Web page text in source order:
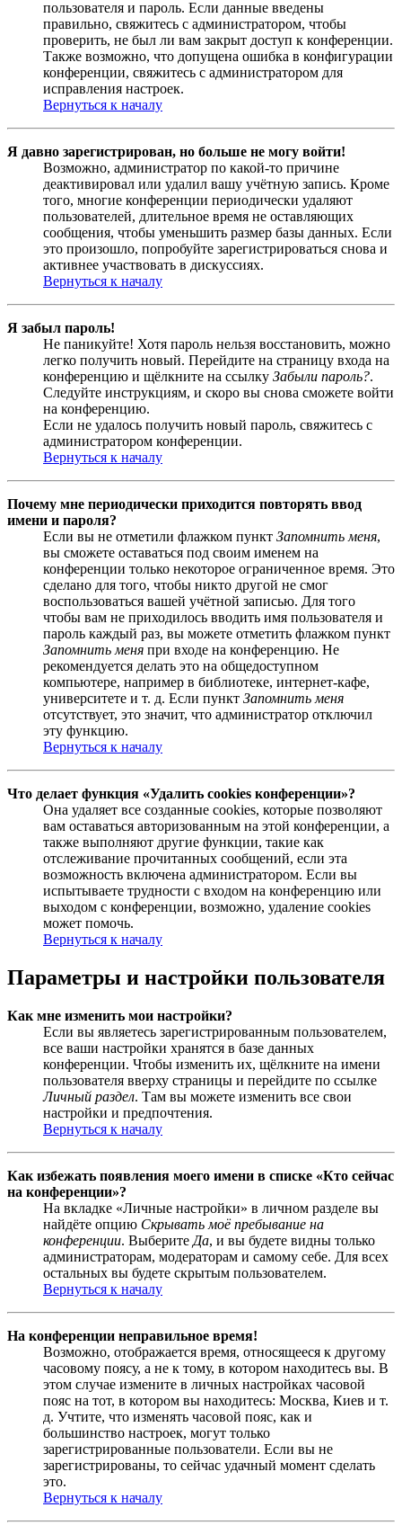
пользователя и пароль. Если данные введены
правильно, свяжитесь с администратором, чтобы
проверить, не был ли вам закрыт доступ к конференции.
Также возможно, что допущена ошибка в конфигурации
конференции, свяжитесь с администратором для
исправления настроек.
Вернуться к началу
Я давно зарегистрирован, но больше не могу войти!
Возможно, администратор по какой-то причине
деактивировал или удалил вашу учётную запись. Кроме
того, многие конференции периодически удаляют
пользователей, длительное время не оставляющих
сообщения, чтобы уменьшить размер базы данных. Если
это произошло, попробуйте зарегистрироваться снова и
активнее участвовать в дискуссиях.
Вернуться к началу
Я забыл пароль!
Не паникуйте! Хотя пароль нельзя восстановить, можно
легко получить новый. Перейдите на страницу входа на
конференцию и щёлкните на ссылку Забыли пароль?.
Следуйте инструкциям, и скоро вы снова сможете войти
на конференцию.
Если не удалось получить новый пароль, свяжитесь с
администратором конференции.
Вернуться к началу
Почему мне периодически приходится повторять ввод
имени и пароля?
Если вы не отметили флажком пункт Запомнить меня,
вы сможете оставаться под своим именем на
конференции только некоторое ограниченное время. Это
сделано для того, чтобы никто другой не смог
воспользоваться вашей учётной записью. Для того
чтобы вам не приходилось вводить имя пользователя и
пароль каждый раз, вы можете отметить флажком пункт
Запомнить меня при входе на конференцию. Не
рекомендуется делать это на общедоступном
компьютере, например в библиотеке, интернет-кафе,
университете и т. д. Если пункт Запомнить меня
отсутствует, это значит, что администратор отключил
эту функцию.
Вернуться к началу
Что делает функция «Удалить cookies конференции»?
Она удаляет все созданные cookies, которые позволяют
вам оставаться авторизованным на этой конференции, а
также выполняют другие функции, такие как
отслеживание прочитанных сообщений, если эта
возможность включена администратором. Если вы
испытываете трудности с входом на конференцию или
выходом с конференции, возможно, удаление cookies
может помочь.
Вернуться к началу
Параметры и настройки пользователя
Как мне изменить мои настройки?
Если вы являетесь зарегистрированным пользователем,
все ваши настройки хранятся в базе данных
конференции. Чтобы изменить их, щёлкните на имени
пользователя вверху страницы и перейдите по ссылке
Личный раздел. Там вы можете изменить все свои
настройки и предпочтения.
Вернуться к началу
Как избежать появления моего имени в списке «Кто сейчас
на конференции»?
На вкладке «Личные настройки» в личном разделе вы
найдёте опцию Скрывать моё пребывание на
конференции. Выберите Да, и вы будете видны только
администраторам, модераторам и самому себе. Для всех
остальных вы будете скрытым пользователем.
Вернуться к началу
На конференции неправильное время!
Возможно, отображается время, относящееся к другому
часовому поясу, а не к тому, в котором находитесь вы. В
этом случае измените в личных настройках часовой
пояс на тот, в котором вы находитесь: Москва, Киев и т.
д. Учтите, что изменять часовой пояс, как и
большинство настроек, могут только
зарегистрированные пользователи. Если вы не
зарегистрированы, то сейчас удачный момент сделать
это.
Вернуться к началу